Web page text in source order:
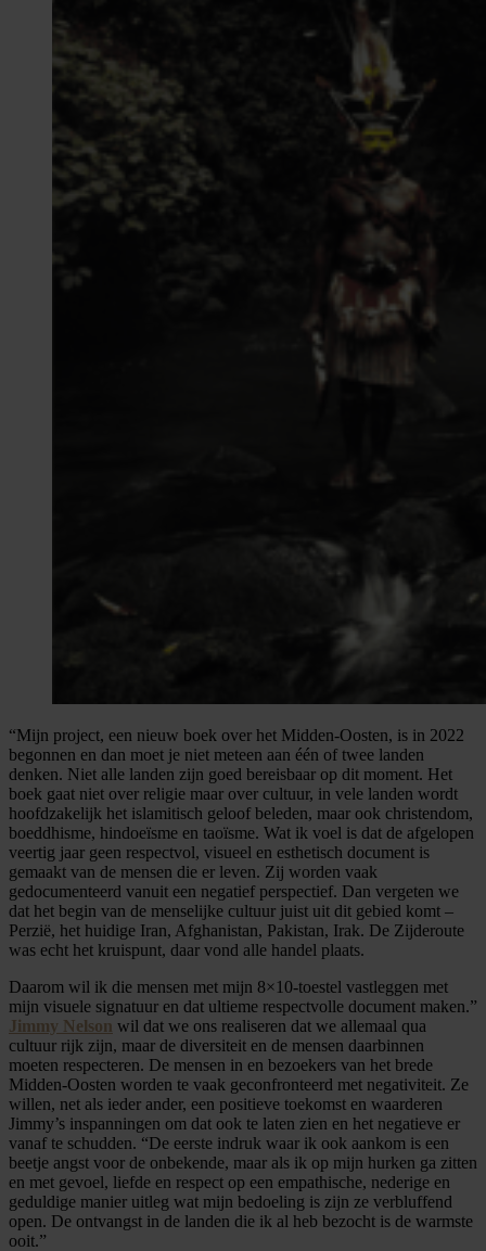
“Mijn project, een nieuw boek over het Midden-Oosten, is in 2022
begonnen en dan moet je niet meteen aan één of twee landen
denken. Niet alle landen zijn goed bereisbaar op dit moment. Het
boek gaat niet over religie maar over cultuur, in vele landen wordt
hoofdzakelijk het islamitisch geloof beleden, maar ook christendom,
boeddhisme, hindoeïsme en taoïsme. Wat ik voel is dat de afgelopen
veertig jaar geen respectvol, visueel en esthetisch document is
gemaakt van de mensen die er leven. Zij worden vaak
gedocumenteerd vanuit een negatief perspectief. Dan vergeten we
dat het begin van de menselijke cultuur juist uit dit gebied komt –
Perzië, het huidige Iran, Afghanistan, Pakistan, Irak. De Zijderoute
was echt het kruispunt, daar vond alle handel plaats.
Daarom wil ik die mensen met mijn 8×10-toestel vastleggen met
mijn visuele signatuur en dat ultieme respectvolle document maken.”
Jimmy Nelson wil dat we ons realiseren dat we allemaal qua
cultuur rijk zijn, maar de diversiteit en de mensen daarbinnen
moeten respecteren. De mensen in en bezoekers van het brede
Midden-Oosten worden te vaak geconfronteerd met negativiteit. Ze
willen, net als ieder ander, een positieve toekomst en waarderen
Jimmy’s inspanningen om dat ook te laten zien en het negatieve er
vanaf te schudden. “De eerste indruk waar ik ook aankom is een
beetje angst voor de onbekende, maar als ik op mijn hurken ga zitten
en met gevoel, liefde en respect op een empathische, nederige en
geduldige manier uitleg wat mijn bedoeling is zijn ze verbluffend
open. De ontvangst in de landen die ik al heb bezocht is de warmste
ooit.”